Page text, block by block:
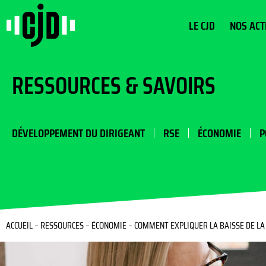
LE CJD NOS
RESSOURCES & SAVOIRS
DÉVELOPPEMENT DU DIRIGEANT RSE ÉCONOMIE
ACCUEIL– RESSOURCES– ÉCONOMIE–COMMENT EXPLIQUER LA BAISSE DE